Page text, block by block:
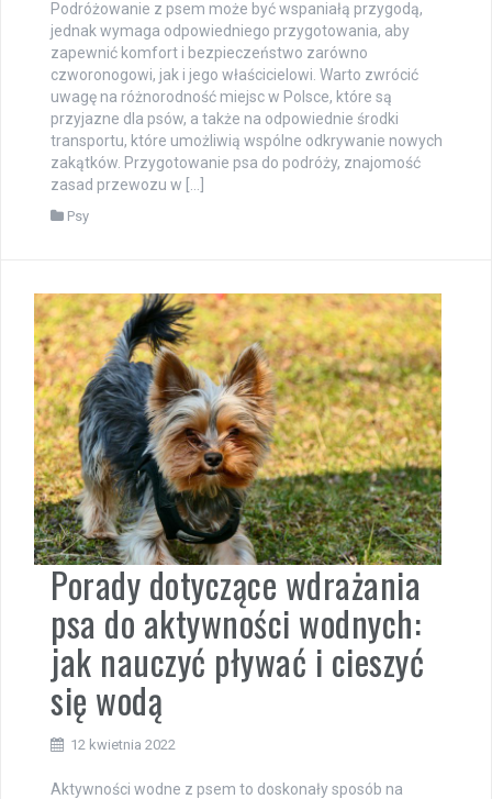
Podróżowanie z psem może być wspaniałą przygodą,
jednak wymaga odpowiedniego przygotowania, aby
zapewnić komfort i bezpieczeństwo zarówno
czworonogowi, jak i jego właścicielowi. Warto zwrócić
uwagę na różnorodność miejsc w Polsce, które są
przyjazne dla psów, a także na odpowiednie środki
transportu, które umożliwią wspólne odkrywanie nowych
zakątków. Przygotowanie psa do podróży, znajomość
zasad przewozu w […]
Psy
Porady dotyczące wdrażania
psa do aktywności wodnych:
jak nauczyć pływać i cieszyć
się wodą
12 kwietnia 2022
Aktywności wodne z psem to doskonały sposób na